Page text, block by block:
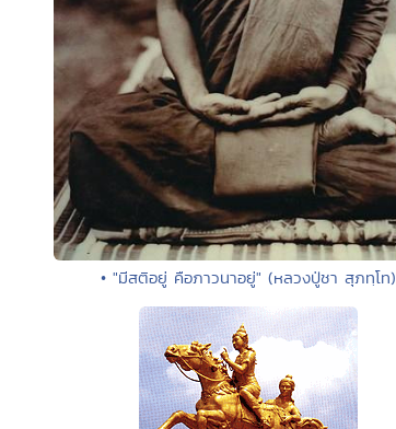
• "มีสติอยู่ คือภาวนาอยู่" (หลวงปู่ชา สุภทฺโท)